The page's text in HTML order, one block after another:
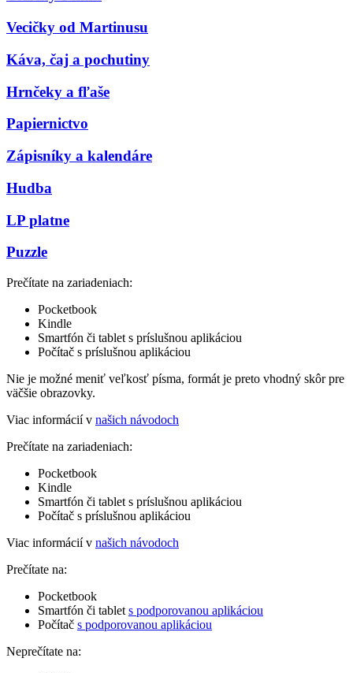
Vecičky od Martinusu
Káva, čaj a pochutiny
Hrnčeky a fľaše
Papiernictvo
Zápisníky a kalendáre
Hudba
LP platne
Puzzle
Prečítate na zariadeniach:
Pocketbook
Kindle
Smartfón či tablet s príslušnou aplikáciou
Počítač s príslušnou aplikáciou
Nie je možné meniť veľkosť písma, formát je preto vhodný skôr pre
väčšie obrazovky.
Viac informácií v našich návodoch
Prečítate na zariadeniach:
Pocketbook
Kindle
Smartfón či tablet s príslušnou aplikáciou
Počítač s príslušnou aplikáciou
Viac informácií v našich návodoch
Prečítate na:
Pocketbook
Smartfón či tablet s podporovanou aplikáciou
Počítač s podporovanou aplikáciou
Neprečítate na: